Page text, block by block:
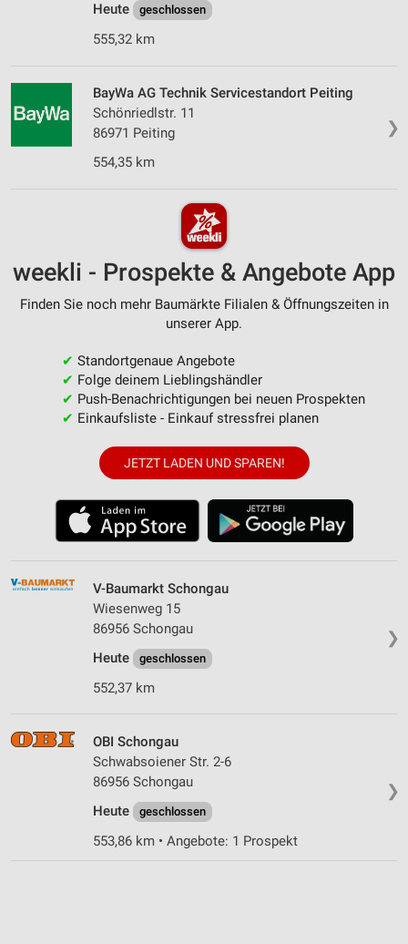
Heute
geschlossen
555,32 km
❯
BayWa AG Technik Servicestandort Peiting
Schönriedlstr. 11
86971 Peiting
554,35 km
weekli - Prospekte & Angebote App
Finden Sie noch mehr Baumärkte Filialen & Öffnungszeiten in
unserer App.
✔ Standortgenaue Angebote
✔ Folge deinem Lieblingshändler
✔ Push-Benachrichtigungen bei neuen Prospekten
✔ Einkaufsliste - Einkauf stressfrei planen
JETZT LADEN UND SPAREN!
❯
V-Baumarkt Schongau
Wiesenweg 15
86956 Schongau
Heute
geschlossen
552,37 km
❯
OBI Schongau
Schwabsoiener Str. 2-6
86956 Schongau
Heute
geschlossen
553,86 km • Angebote: 1 Prospekt